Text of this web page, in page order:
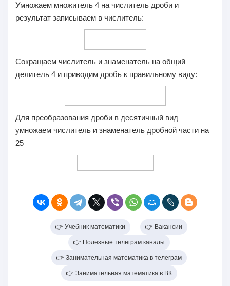
Умножаем множитель 4 на числитель дроби и
результат записываем в числитель:
Сокращаем числитель и знаменатель на общий
делитель 4 и приводим дробь к правильному виду:
Для преобразования дроби в десятичный вид
умножаем числитель и знаменатель дробной части на
25
👉 Учебник математики 👉 Вакансии
👉 Полезные телеграм каналы
👉 Занимательная математика в телеграм
👉 Занимательная математика в ВК